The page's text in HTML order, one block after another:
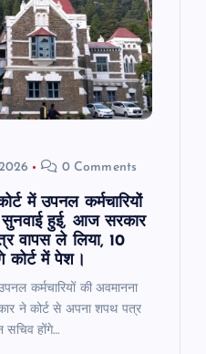
0 Comments
में उपनल कर्मचारियों
सुनवाई हुई, आज सरकार
वापस ले लिया, 10
कोर्ट में पेश।
कर्मचारियों की अवमानना
ने कोर्ट से अपना शपथ पत्र
सचिव होंगे…